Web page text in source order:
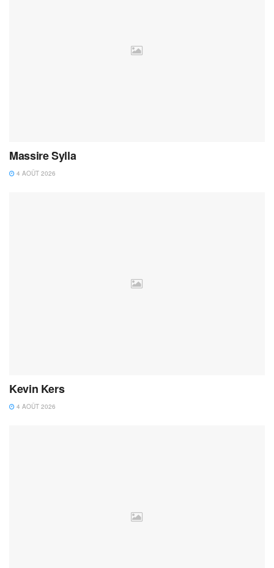
Massire Sylla
4 AOÛT 2026
Kevin Kers
4 AOÛT 2026